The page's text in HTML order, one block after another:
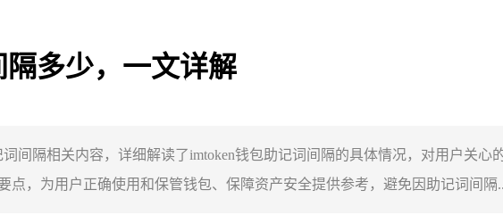
多少，一文详解
间隔相关内容，详细解读了imtoken钱包助记词间隔的具体情况，对用户关心
，为用户正确使用和保管钱包、保障资产安全提供参考，避免因助记词间隔